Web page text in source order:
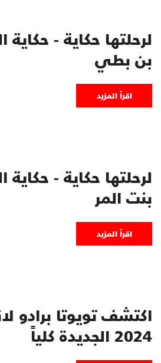
لرحلتها حكاية -
بن بطي
اقرأ المزيد
لرحلتها حكاية -
بنت المر
اقرأ المزيد
اكتشف تويوتا برادو
2024 الجديدة كلياً